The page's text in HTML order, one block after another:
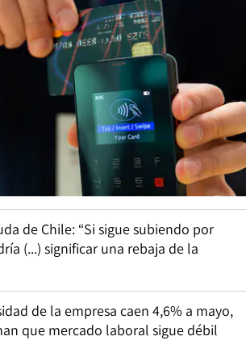
de Chile: “Si sigue subiendo por
(...) significar una rebaja de la
de la empresa caen 4,6% a mayo,
que mercado laboral sigue débil